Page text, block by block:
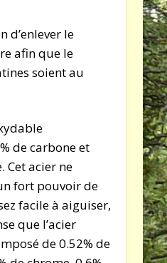
d’enlever le
afin que le
soient au
de carbone et
Cet acier ne
fort pouvoir de
facile à aiguiser,
que l’acier
de 0.52% de